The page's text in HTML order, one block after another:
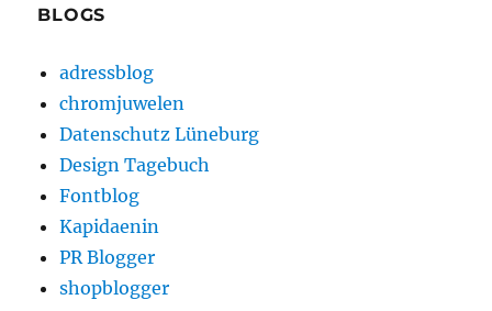
BLOGS
adressblog
chromjuwelen
Datenschutz Lüneburg
Design Tagebuch
Fontblog
Kapidaenin
PR Blogger
shopblogger